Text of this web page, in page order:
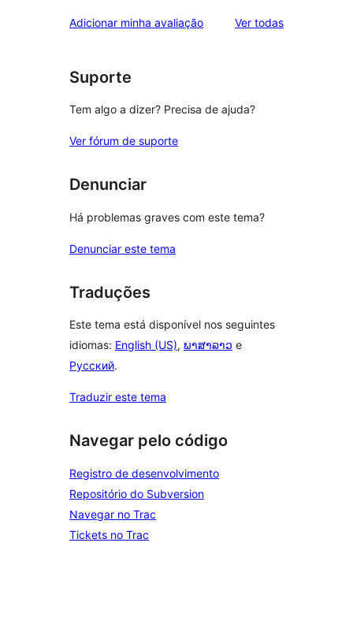
Adicionar minha avaliação Ver todasavaliações
Suporte
Tem algo a dizer? Precisa de ajuda?
Ver fórum de suporte
Denunciar
Há problemas graves com este tema?
Denunciar este tema
Traduções
Este tema está disponível nos seguintes
idiomas: English (US), ພາສາລາວ e
Русский.
Traduzir este tema
Navegar pelo código
Registro de desenvolvimento
Repositório do Subversion
Navegar no Trac
Tickets no Trac